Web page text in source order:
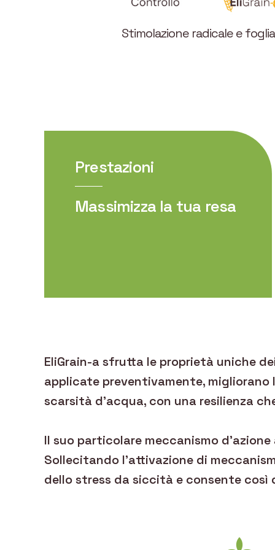
Stimolazione radicale e
Prestazioni
Massimizza la tua resa
EliGrain-a sfrutta le proprietà uniche
applicate preventivamente,
scarsità d’acqua, con una resilienza
Il suo particolare meccanismo
Sollecitando l’attivazione di
dello stress da siccità e consente